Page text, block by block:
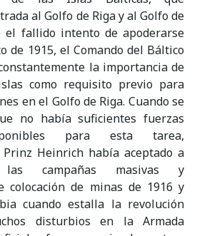
al Golfo de Riga y al Golfo de
el fallido intento de apoderarse
de 1915, el Comando del Báltico
la importancia de
como requisito previo para
en el Golfo de Riga. Cuando se
no había suficientes fuerzas
para esta tarea,
Prinz Heinrich había aceptado a
las campañas masivas y
colocación de minas de 1916 y
cuando estalla la revolución
disturbios en la Armada